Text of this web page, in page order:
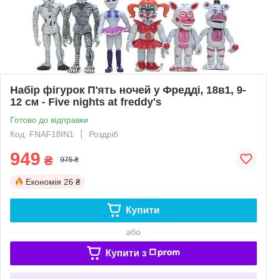
Набір фігурок П'ять ночей у Фредді, 18в1, 9-
12 см - Five nights at freddy's
Готово до відправки
Код: FNAF18IN1
Роздріб
949 ₴ 975 ₴
Економія 26 ₴
Купити
або
Купити з